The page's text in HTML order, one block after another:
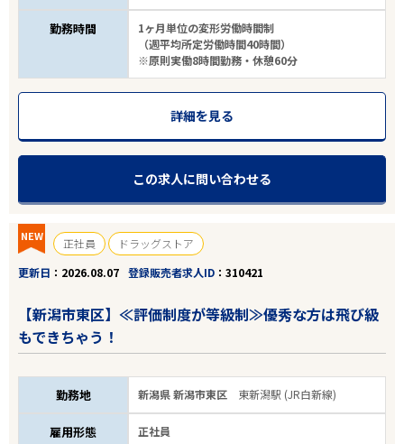
勤務時間
1ヶ月単位の変形労働時間制
（週平均所定労働時間40時間）
※原則実働8時間勤務・休憩60分
詳細を見る
この求人に問い合わせる
NEW 正社員
ドラッグストア
更新日
2026.08.07 登録販売者求人ID 310421
【新潟市東区】≪評価制度が等級制≫優秀な方は飛び級
もできちゃう！
勤務地 新潟県 新潟市東区 東新潟駅 (JR白新線)
雇用形態 正社員